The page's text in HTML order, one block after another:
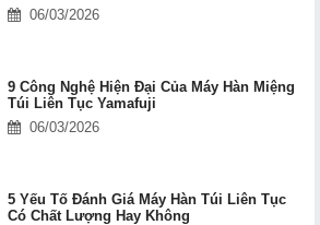
06/03/2026
9 Công Nghệ Hiện Đại Của Máy Hàn Miệng
Túi Liên Tục Yamafuji
06/03/2026
5 Yếu Tố Đánh Giá Máy Hàn Túi Liên Tục
Có Chất Lượng Hay Không